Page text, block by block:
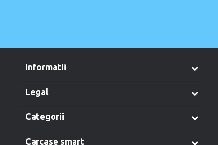
informatii
legal
categorii
carcase smart